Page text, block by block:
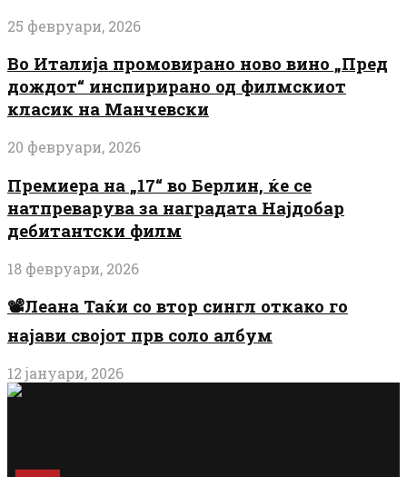
25 февруари, 2026
Во Италија промовирано ново вино „Пред
дождот“ инспирирано од филмскиот
класик на Манчевски
20 февруари, 2026
Премиера на „17“ во Берлин, ќе се
натпреварува за наградата Најдобар
дебитантски филм
18 февруари, 2026
📽️Леана Таќи со втор сингл откако го
најави својот прв соло албум
12 јануари, 2026